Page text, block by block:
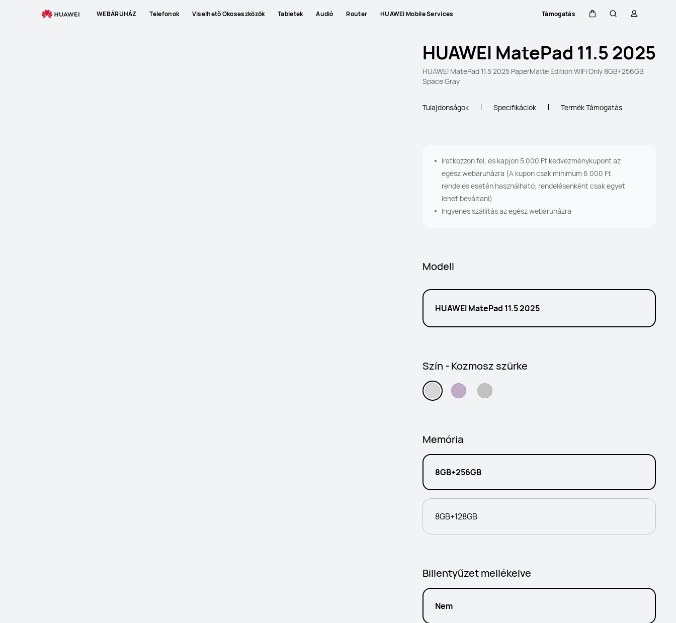
WEBÁRUHÁZ Telefonok Viselhető Okoseszközök Tabletek Audió Router HUAWEI Mobile Services Támogatás
HUAWEI MatePad 11.5 2025
HUAWEI MatePad 11.5 2025 PaperMatte Edition WIFI Only 8GB+256GB
Space Gray
Tulajdonságok Specifikációk Termék Támogatás
Iratkozzon fel, és kapjon 5 000 Ft kedvezménykupont az
egész webáruházra (A kupon csak minimum 6 000 Ft
rendelés esetén használható; rendelésenként csak egyet
lehet beváltani)
Ingyenes szállítás az egész webáruházra
Modell
HUAWEI MatePad 11.5 2025
Szín - Kozmosz szürke
Memória
8GB+256GB
8GB+128GB
Billentyűzet mellékelve
Nem